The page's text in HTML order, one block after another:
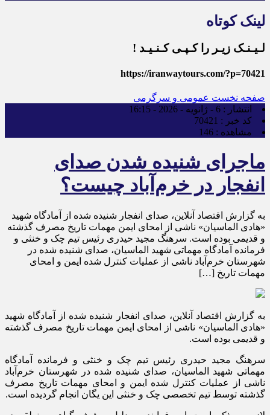
لینک کوتاه
لـیـنـک زیـر را کـپـی کـنـیـد !
https://iranwaytours.com/?p=70421
صفحه نخست عمومی و سرگرمی
انتشار : 6 - ژانویه - 2026 - 16:15
کد خبر : 70421
مشاهده : 146
ماجرای شنیده شدن صدای
انفجار در خرم‌آباد چیست؟
به گزارش اقتصاد آنلاین، صدای انفجار شنیده شده از آمادگاه شهید
«هادی الماسیان» ناشی از امحای ایمن مهمات تاریخ مصرف گذشته
و قدیمی بوده است. سرهنگ مجید حیدری رئیس تیم چک و خنثی و
فرمانده آمادگاه مهماتی شهید الماسیان، صدای شنیده شده در
شهرستان خرم‌آباد ناشی از عملیات کنترل شده ایمن و امحای
مهمات تاریخ […]
به گزارش اقتصاد آنلاین، صدای انفجار شنیده شده از آمادگاه شهید
«هادی الماسیان» ناشی از امحای ایمن مهمات تاریخ مصرف گذشته
و قدیمی بوده است.
سرهنگ مجید حیدری رئیس تیم چک و خنثی و فرمانده آمادگاه
مهماتی شهید الماسیان، صدای شنیده شده در شهرستان خرم‌آباد
ناشی از عملیات کنترل شده ایمن و امحای مهمات تاریخ مصرف
گذشته توسط تیم تخصصی چک و خنثی این یگان انجام گردیده است.